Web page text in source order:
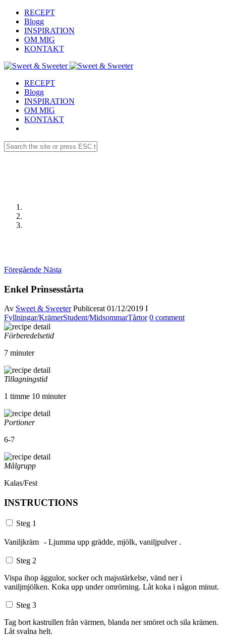
RECEPT
Blogg
INSPIRATION
OM MIG
KONTAKT
RECEPT
Blogg
INSPIRATION
OM MIG
KONTAKT
Föregående Nästa
Enkel Prinsesstårta
Av Sweet & Sweeter Publicerat 01/12/2019 I
Fyllningar/KrämerStudent/MidsommarTårtor 0 comment
Förberedelsetid
7 minuter
Tillagningstid
1 timme 10 minuter
Portioner
6-7
Målgrupp
Kalas/Fest
INSTRUCTIONS
Steg 1
Vaniljkräm - Ljumma upp grädde, mjölk, vaniljpulver .
Steg 2
Vispa ihop äggulor, socker och majsstärkelse, vänd ner i
vaniljmjölken. Koka upp under omrörning. Låt koka i någon minut.
Steg 3
Tag bort kastrullen från värmen, blanda ner smöret och sila krämen.
Låt svalna helt.